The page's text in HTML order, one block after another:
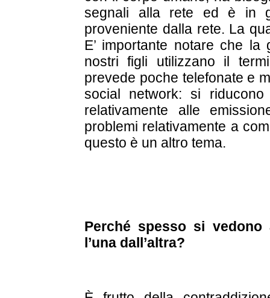
segnali alla rete ed è in
proveniente dalla rete. La
E’ importante notare che
nostri figli utilizzano il
prevede poche telefonate e
social network: si riducono
relativamente alle
problemi relativamente a
questo è un altro tema.
Perché spesso si
l’una dall’altra?